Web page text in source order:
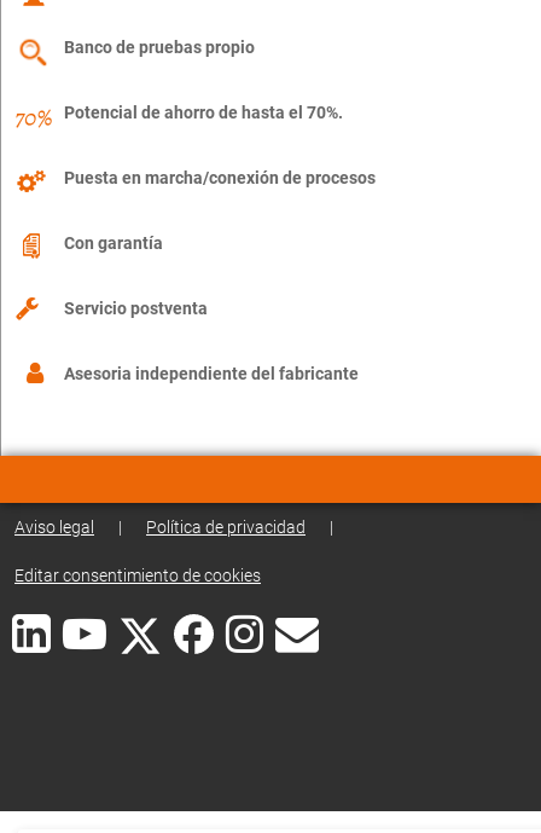
Banco de pruebas propio
Potencial de ahorro de hasta el 70%.
Puesta en marcha/conexión de procesos
Con garantía
Servicio postventa
Asesoria independiente del fabricante
Aviso legal | Política de privacidad |
Editar consentimiento de cookies